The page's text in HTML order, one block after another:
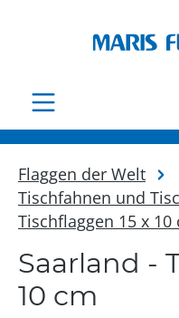
Flaggen der Welt
Tischfahnen und
Tischflaggen 15 x 10
Saarland -
10 cm